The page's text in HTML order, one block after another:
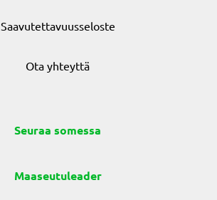
Saavutettavuusseloste
Ota yhteyttä
Seuraa somessa
Maaseutuleader